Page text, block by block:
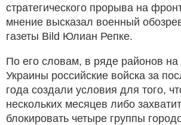
стратегического прорыва на
мнение высказал военный
газеты Bild Юлиан Репке.
По его словам, в ряде районов на
Украины российские войска за
года создали условия для того,
нескольких месяцев либо
блокировать четыре группы